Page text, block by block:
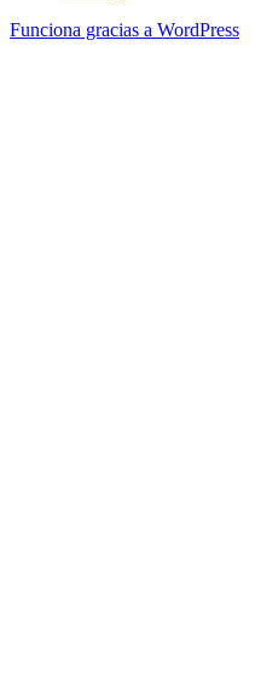
Funciona gracias a WordPress